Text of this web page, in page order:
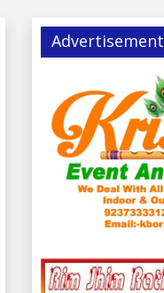
Advertisement